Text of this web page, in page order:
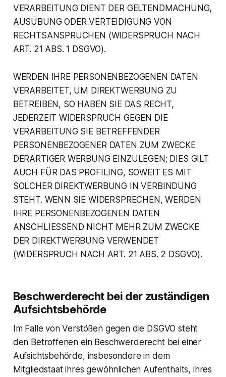
VERARBEITUNG DIENT DER GELTENDMACHUNG,
AUSÜBUNG ODER VERTEIDIGUNG VON
RECHTSANSPRÜCHEN (WIDERSPRUCH NACH
ART. 21 ABS. 1 DSGVO).
WERDEN IHRE PERSONENBEZOGENEN DATEN
VERARBEITET, UM DIREKTWERBUNG ZU
BETREIBEN, SO HABEN SIE DAS RECHT,
JEDERZEIT WIDERSPRUCH GEGEN DIE
VERARBEITUNG SIE BETREFFENDER
PERSONENBEZOGENER DATEN ZUM ZWECKE
DERARTIGER WERBUNG EINZULEGEN; DIES GILT
AUCH FÜR DAS PROFILING, SOWEIT ES MIT
SOLCHER DIREKTWERBUNG IN VERBINDUNG
STEHT. WENN SIE WIDERSPRECHEN, WERDEN
IHRE PERSONENBEZOGENEN DATEN
ANSCHLIESSEND NICHT MEHR ZUM ZWECKE
DER DIREKTWERBUNG VERWENDET
(WIDERSPRUCH NACH ART. 21 ABS. 2 DSGVO).
Beschwerde­recht bei der zuständigen
Aufsichts­behörde
Im Falle von Verstößen gegen die DSGVO steht
den Betroffenen ein Beschwerderecht bei einer
Aufsichtsbehörde, insbesondere in dem
Mitgliedstaat ihres gewöhnlichen Aufenthalts, ihres